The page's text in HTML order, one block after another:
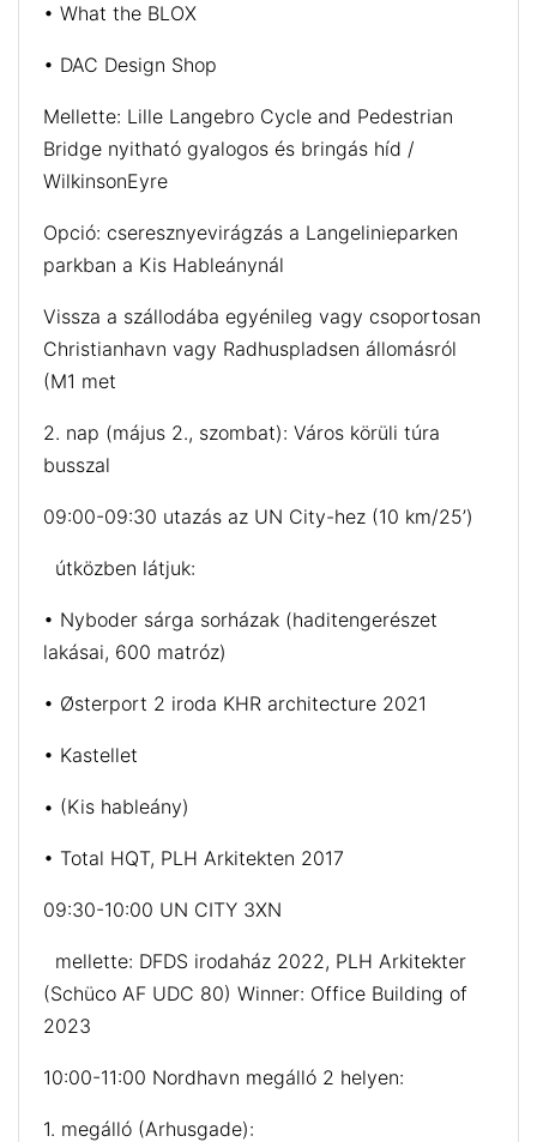
• What the BLOX
• DAC Design Shop
Mellette: Lille Langebro Cycle and Pedestrian
Bridge nyitható gyalogos és bringás híd /
WilkinsonEyre
Opció: cseresznyevirágzás a Langelinieparken
parkban a Kis Hableánynál
Vissza a szállodába egyénileg vagy csoportosan
Christianhavn vagy Radhuspladsen állomásról
(M1 met
2. nap (május 2., szombat): Város körüli túra
busszal
09:00-09:30 utazás az UN City-hez (10 km/25’)
útközben látjuk:
• Nyboder sárga sorházak (haditengerészet
lakásai, 600 matróz)
• Østerport 2 iroda KHR architecture 2021
• Kastellet
• (Kis hableány)
• Total HQT, PLH Arkitekten 2017
09:30-10:00 UN CITY 3XN
mellette: DFDS irodaház 2022, PLH Arkitekter
(Schüco AF UDC 80) Winner: Office Building of
2023
10:00-11:00 Nordhavn megálló 2 helyen:
1. megálló (Arhusgade):